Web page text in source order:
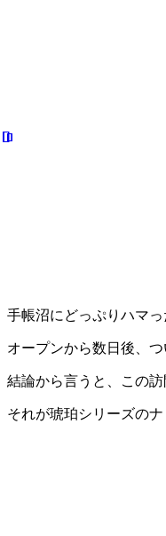
手帳沼にどっぷりハマ
オープンから数日後、
結論から言うと、この
それが琥珀シリーズの